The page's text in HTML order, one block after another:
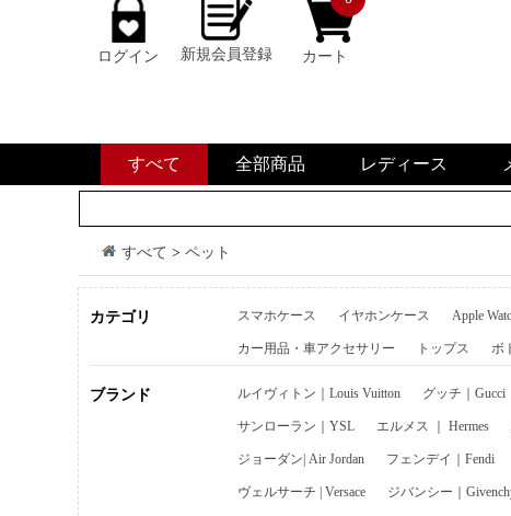
ログイン 新規会員登録 カート
すべて 全部商品 レディース
すべて > ペット
カテゴリ スマホケース イヤホンケース Apple
カー用品・車アクセサリー トップス ボ
ブランド ルイヴィトン｜Louis Vuitton グッチ｜Gucci
サンローラン｜YSL エルメス ｜ Hermes
ジョーダン| Air Jordan フェンデイ｜Fendi
ヴェルサーチ | Versace ジバンシー｜